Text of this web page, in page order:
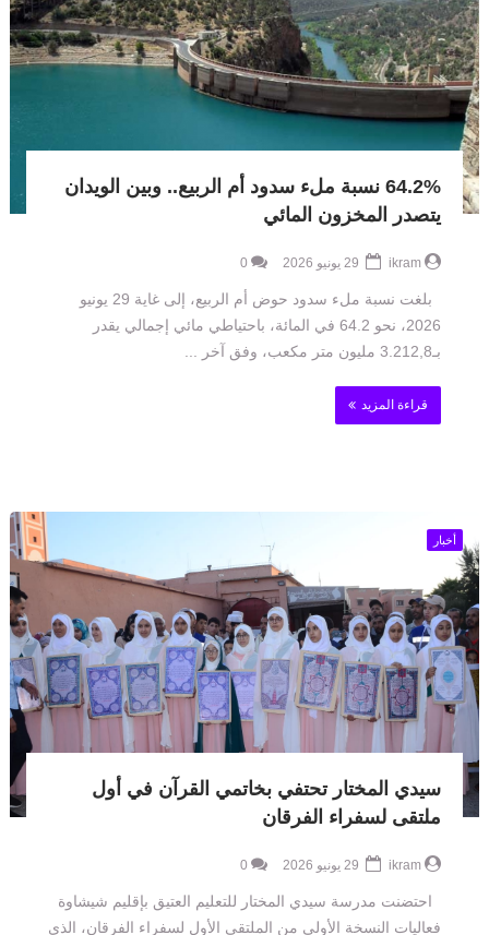
64.2% نسبة ملء سدود أم الربيع.. وبين الويدان
يتصدر المخزون المائي
ikram
0
بلغت نسبة ملء سدود حوض أم الربيع، إلى غاية 29 يونيو
2026، نحو 64.2 في المائة، باحتياطي مائي إجمالي يقدر
بـ3.212,8 مليون متر مكعب، وفق آخر ...
قراءة المزيد
أخبار
سيدي المختار تحتفي بخاتمي القرآن في أول
ملتقى لسفراء الفرقان
ikram
0
احتضنت مدرسة سيدي المختار للتعليم العتيق بإقليم شيشاوة
فعاليات النسخة الأولى من الملتقى الأول لسفراء الفرقان، الذي